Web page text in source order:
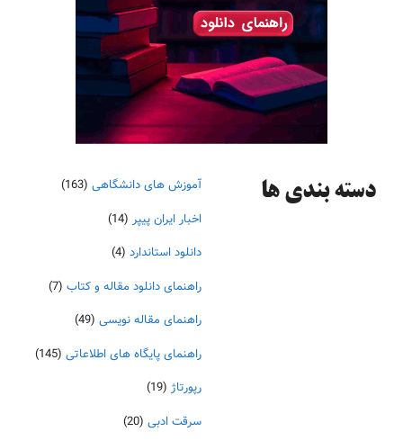
دسته‌ بندی ها آموزش های دانشگاهی (163)
اخبار ایران پیپر (14)
دانلود استاندارد (4)
راهنمای دانلود مقاله و کتاب (7)
راهنمای مقاله نویسی (49)
راهنمای پایگاه های اطلاعاتی (145)
رپورتاژ (19)
سرقت ادبی (20)